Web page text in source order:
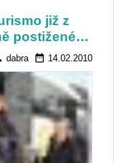
již z
postižené…
dabra date_range 14.02.2010